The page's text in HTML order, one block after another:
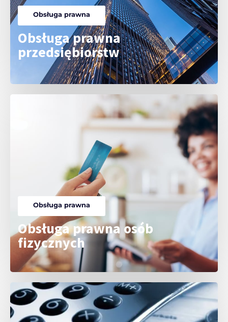
Obsługa prawna
Obsługa prawna
przedsiębiorstw
Obsługa prawna
Obsługa prawna osób
fizycznych